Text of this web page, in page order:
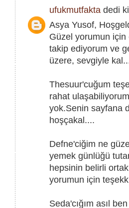
ufukmutfakta dedi
Asya Yusof,
Güzel yorumun
takip ediyorum ve
üzere, sevgiyle
Thesuur'cuğum
rahat
yok.Senin sayfana
hoşçakal....
Defne'ciğim ne
yemek günlüğü
hepsinin belirli
yorumun için
Seda'cığım asıl